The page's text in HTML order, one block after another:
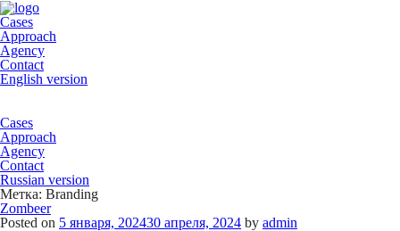
Cases
Approach
Agency
Contact
English version
Cases
Approach
Agency
Contact
Russian version
Метка: Branding
Zombeer
Posted on 5 января, 202430 апреля, 2024 by admin